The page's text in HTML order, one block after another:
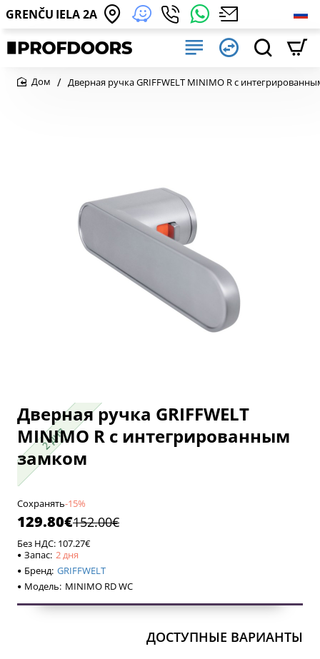
GRENČU IELA 2A
Дверная ручка GRIFFWELT MINIMO R с
2 дня
2 дня
Дверная ручка GRIFFWELT
MINIMO R с интегрированным
замком
Сохранять-15%
129.80€152.00€
Без НДС: 107.27€
Запас: 2 дня
Бренд: GRIFFWELT
Модель: MINIMO RD WC
ДОСТУПНЫЕ ВАРИАНТЫ